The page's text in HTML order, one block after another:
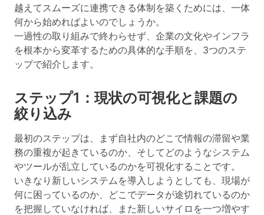
越えてスムーズに連携できる体制を築くためには、一体
何から始めればよいのでしょうか。
一過性の取り組みで終わらせず、企業の文化やインフラ
を根本から変革するための具体的な手順を、3つのステ
ップで紹介します。
ステップ1：現状の可視化と課題の
絞り込み
最初のステップは、まず自社内のどこで情報の滞留や業
務の重複が起きているのか、そしてどのようなシステム
やツールが乱立しているのかを可視化することです。
いきなり新しいシステムを導入しようとしても、現場が
何に困っているのか、どこでデータが途切れているのか
を把握していなければ、また新しいサイロを一つ増やす